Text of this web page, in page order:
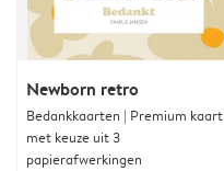
Newborn retro
Bedankkaarten | Premium kaart
met keuze uit 3
papierafwerkingen